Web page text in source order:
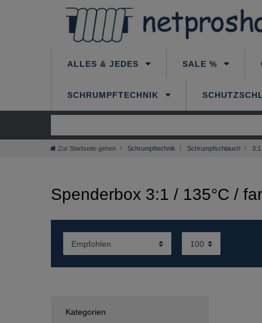
ALLES & JEDES SALE %
SCHRUMPFTECHNIK
Zur Startseite gehen Schrumpftechnik Schrumpfschlauch 3:1
Spenderbox 3:1 / 135°C /
Kategorien